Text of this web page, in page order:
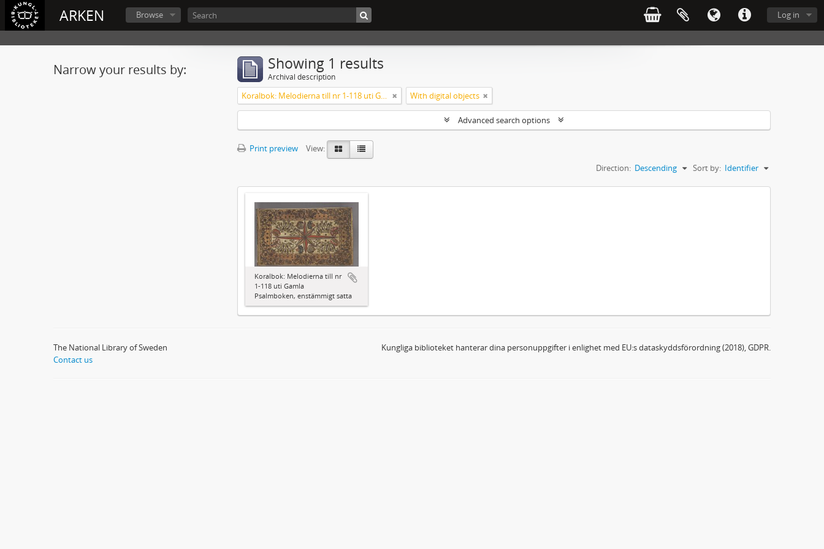
ARKEN Log in
Browse
Narrow your results by: Showing 1 results
Archival description
Koralbok: Melodierna till nr 1-118 uti Gamla Psalmboken, enstämmigt satta With digital objects
Advanced search options
Print preview
View:
Sort by: Identifier
Direction: Descending
Koralbok: Melodierna till nr
1-118 uti Gamla
Psalmboken, enstämmigt satta
The National Library of Sweden
Contact us
Kungliga biblioteket hanterar dina personuppgifter i enlighet med EU:s dataskyddsförordning (2018), GDPR.